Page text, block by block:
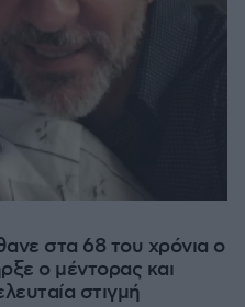
στα 68 του χρόνια ο
ο μέντορας και
στιγμή